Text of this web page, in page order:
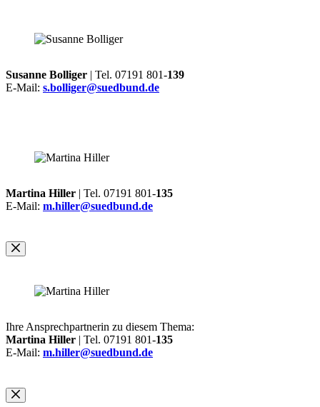
Susanne Bolliger | Tel. 07191 801-139
E-Mail: s.bolliger@suedbund.de
Martina Hiller | Tel. 07191 801-135
E-Mail: m.hiller@suedbund.de
Ihre Ansprechpartnerin zu diesem Thema:
Martina Hiller | Tel. 07191 801-135
E-Mail: m.hiller@suedbund.de